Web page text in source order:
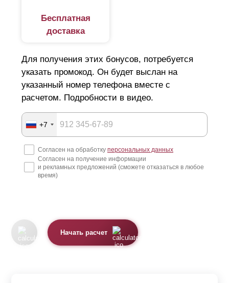
Бесплатная
доставка
Для получения этих бонусов, потребуется
указать промокод. Он будет выслан на
указанный номер телефона вместе с
расчетом. Подробности в видео.
+7
Согласен на обработку персональных данных
Согласен на получение информации
и рекламных предложений (сможете отказаться в любое
время)
Начать расчет